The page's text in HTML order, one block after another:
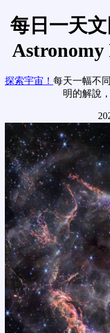
每日一天
Astronomy
探索宇宙！ 每天一幅不
明的解說